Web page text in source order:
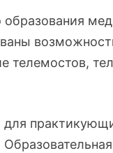
телемостов,